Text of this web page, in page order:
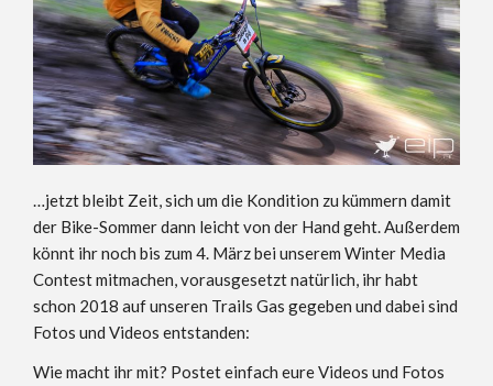
…jetzt bleibt Zeit, sich um die Kondition zu kümmern damit
der Bike-Sommer dann leicht von der Hand geht. Außerdem
könnt ihr noch bis zum 4. März bei unserem Winter Media
Contest mitmachen, vorausgesetzt natürlich, ihr habt
schon 2018 auf unseren Trails Gas gegeben und dabei sind
Fotos und Videos entstanden:
Wie macht ihr mit? Postet einfach eure Videos und Fotos